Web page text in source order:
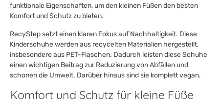
funktionale Eigenschaften, um den kleinen Füßen den besten
Komfort und Schutz zu bieten.
RecyStep setzt einen klaren Fokus auf Nachhaltigkeit. Diese
Kinderschuhe werden aus recycelten Materialien hergestellt,
insbesondere aus PET-Flaschen. Dadurch leisten diese Schuhe
einen wichtigen Beitrag zur Reduzierung von Abfällen und
schonen die Umwelt. Darüber hinaus sind sie komplett vegan.
Komfort und Schutz für kleine Füße